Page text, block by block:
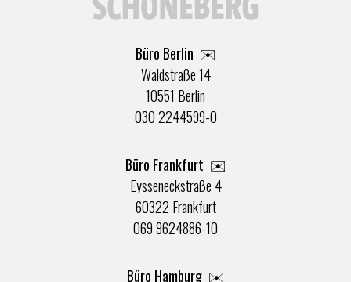
Büro Berlin ✉️
Waldstraße 14
10551 Berlin
030 2244599-0
Büro Frankfurt ✉️
Eysseneckstraße 4
60322 Frankfurt
069 9624886-10
Büro Hamburg ✉️